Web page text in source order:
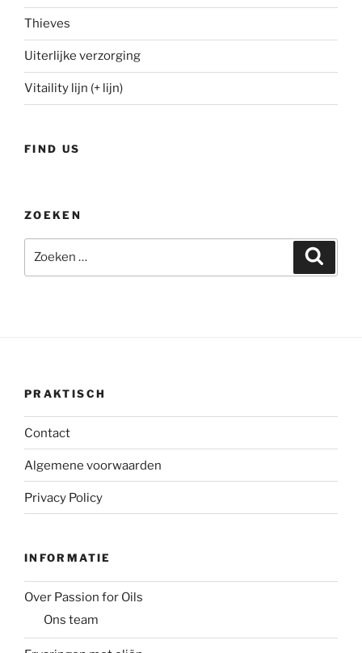
Thieves
Uiterlijke verzorging
Vitaility lijn (+ lijn)
FIND US
ZOEKEN
naar:
PRAKTISCH
Contact
Algemene voorwaarden
Privacy Policy
INFORMATIE
Over Passion for Oils
Ons team